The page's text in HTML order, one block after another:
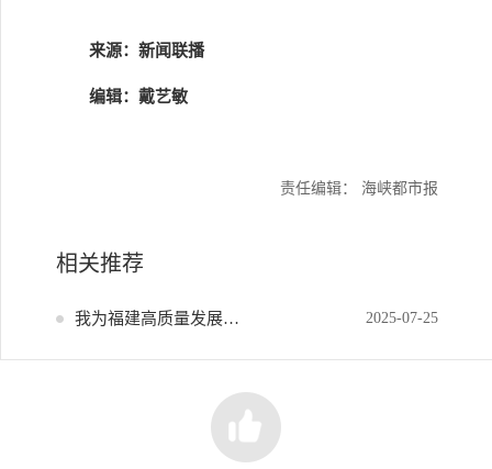
来源：新闻联播
编辑：戴艺敏
责任编辑： 海峡都市报
相关推荐
我为福建高质量发展献策 2025-07-25